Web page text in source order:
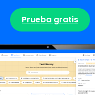
Prueba gratis